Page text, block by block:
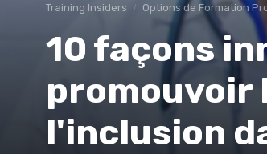
Training Insiders Options de Formation
10 façons
promouvoir
l'inclusion